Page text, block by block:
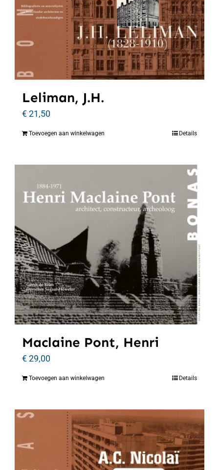
Leliman, J.H.
€21,50
Toevoegen aan winkelwagen Details
Maclaine Pont, Henri
€29,00
Toevoegen aan winkelwagen Details